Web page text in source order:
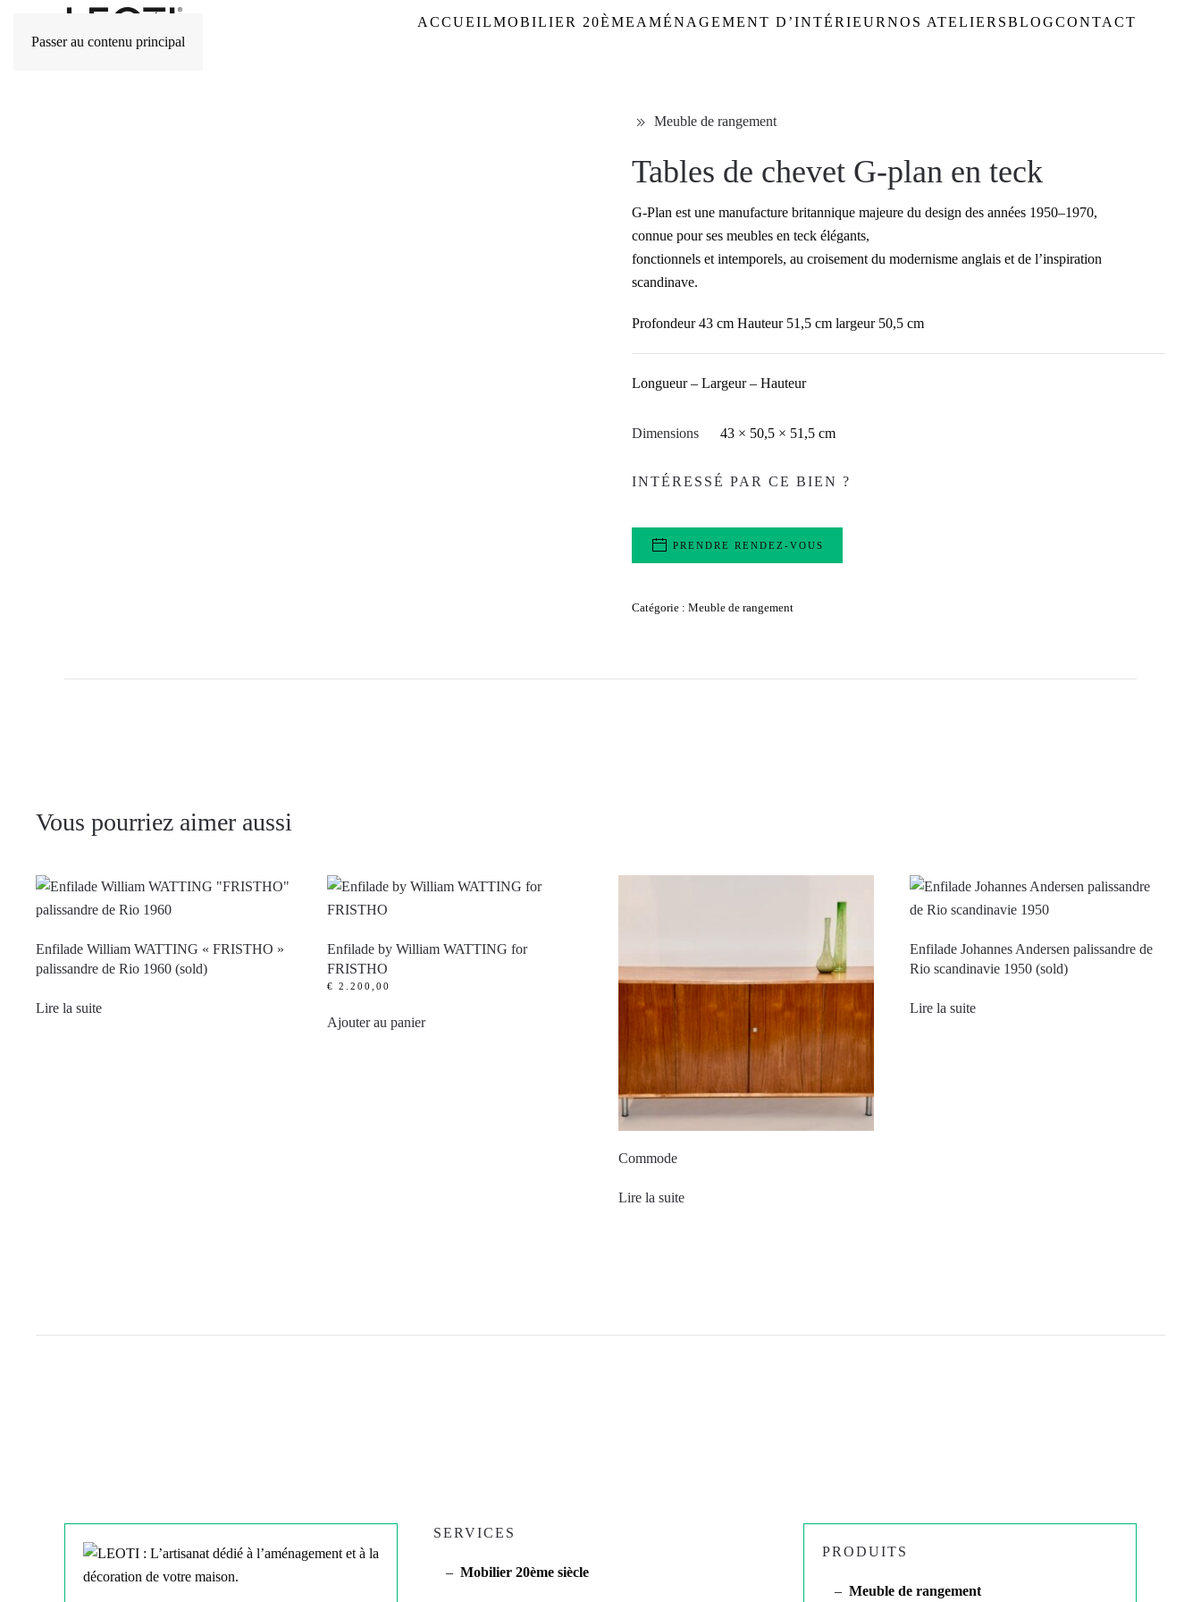
Passer au contenu principal
ACCUEILMOBILIER 20ÈME AMÉNAGEMENT D’INTÉRIEUR NOS ATELIERSBLOGCONTACT
Meuble de rangement
Tables de chevet G-plan en teck
G-Plan est une manufacture britannique majeure du design des années 1950–1970,
connue pour ses meubles en teck élégants,
fonctionnels et intemporels, au croisement du modernisme anglais et de l’inspiration
scandinave.
Profondeur 43 cm Hauteur 51,5 cm largeur 50,5 cm
Longueur – Largeur – Hauteur
Dimensions 43 × 50,5 × 51,5 cm
INTÉRESSÉ PAR CE BIEN ?
PRENDRE RENDEZ-VOUS
Catégorie : Meuble de rangement
Vous pourriez aimer aussi
Enfilade William WATTING « FRISTHO »
palissandre de Rio 1960 (sold)
Lire la suite
Enfilade by William WATTING for
FRISTHO
€ 2.200,00
Ajouter au panier
Commode
Lire la suite
Enfilade Johannes Andersen palissandre de
Rio scandinavie 1950 (sold)
Lire la suite
SERVICES
Mobilier 20ème siècle
PRODUITS
Meuble de rangement